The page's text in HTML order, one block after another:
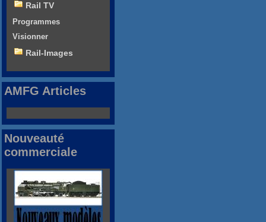
Rail TV
Programmes
Visionner
Rail-Images
AMFG Articles
Nouveauté
commerciale